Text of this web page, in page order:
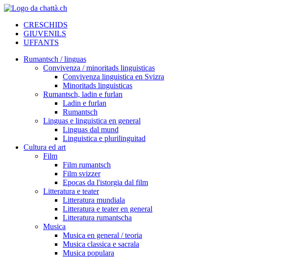
CRESCHIDS
GIUVENILS
UFFANTS
Rumantsch / linguas
Convivenza / minoritads linguisticas
Convivenza linguistica en Svizra
Minoritads linguisticas
Rumantsch, ladin e furlan
Ladin e furlan
Rumantsch
Linguas e linguistica en general
Linguas dal mund
Linguistica e plurilinguitad
Cultura ed art
Film
Film rumantsch
Film svizzer
Epocas da l'istorgia dal film
Litteratura e teater
Litteratura mundiala
Litteratura e teater en general
Litteratura rumantscha
Musica
Musica en general / teoria
Musica classica e sacrala
Musica populara